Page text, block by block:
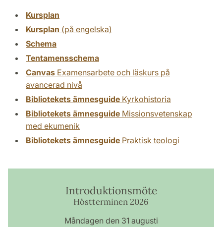
Kursplan
Kursplan (på engelska)
Schema
Tentamensschema
Canvas Examensarbete och läskurs på
avancerad nivå
Bibliotekets ämnesguide Kyrkohistoria
Bibliotekets ämnesguide Missionsvetenskap
med ekumenik
Bibliotekets ämnesguide Praktisk teologi
Introduktionsmöte
Höstterminen 2026
Måndagen den 31 augusti